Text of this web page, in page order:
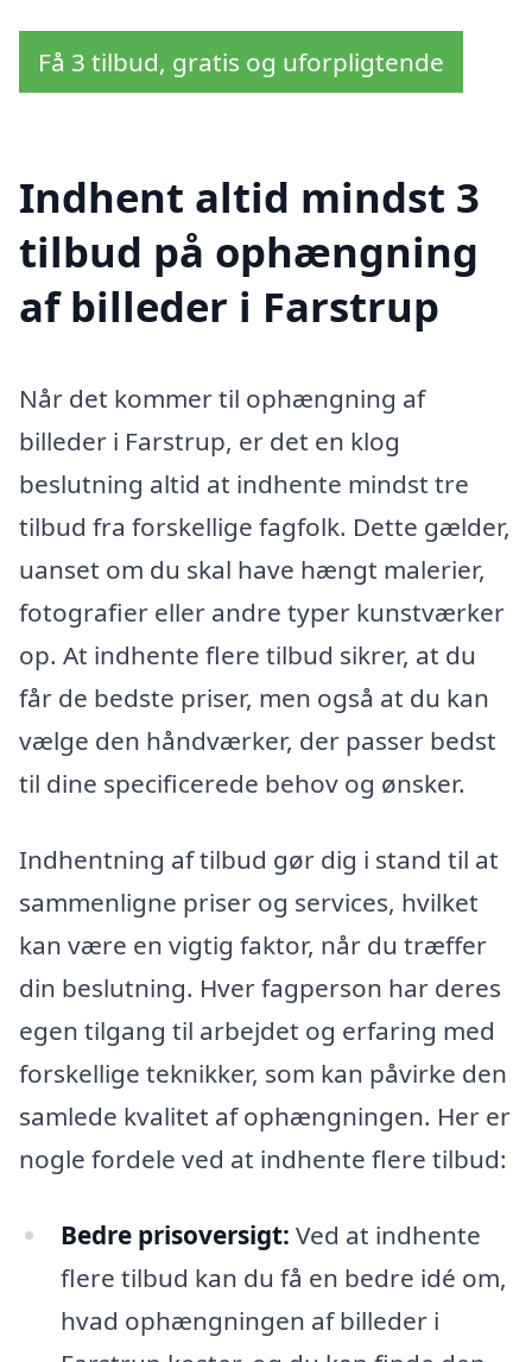
Få 3 tilbud, gratis og uforpligtende
Indhent altid mindst 3
tilbud på ophængning
af billeder i Farstrup
Når det kommer til ophængning af
billeder i Farstrup, er det en klog
beslutning altid at indhente mindst tre
tilbud fra forskellige fagfolk. Dette gælder,
uanset om du skal have hængt malerier,
fotografier eller andre typer kunstværker
op. At indhente flere tilbud sikrer, at du
får de bedste priser, men også at du kan
vælge den håndværker, der passer bedst
til dine specificerede behov og ønsker.
Indhentning af tilbud gør dig i stand til at
sammenligne priser og services, hvilket
kan være en vigtig faktor, når du træffer
din beslutning. Hver fagperson har deres
egen tilgang til arbejdet og erfaring med
forskellige teknikker, som kan påvirke den
samlede kvalitet af ophængningen. Her er
nogle fordele ved at indhente flere tilbud:
Bedre prisoversigt: Ved at indhente
flere tilbud kan du få en bedre idé om,
hvad ophængningen af billeder i